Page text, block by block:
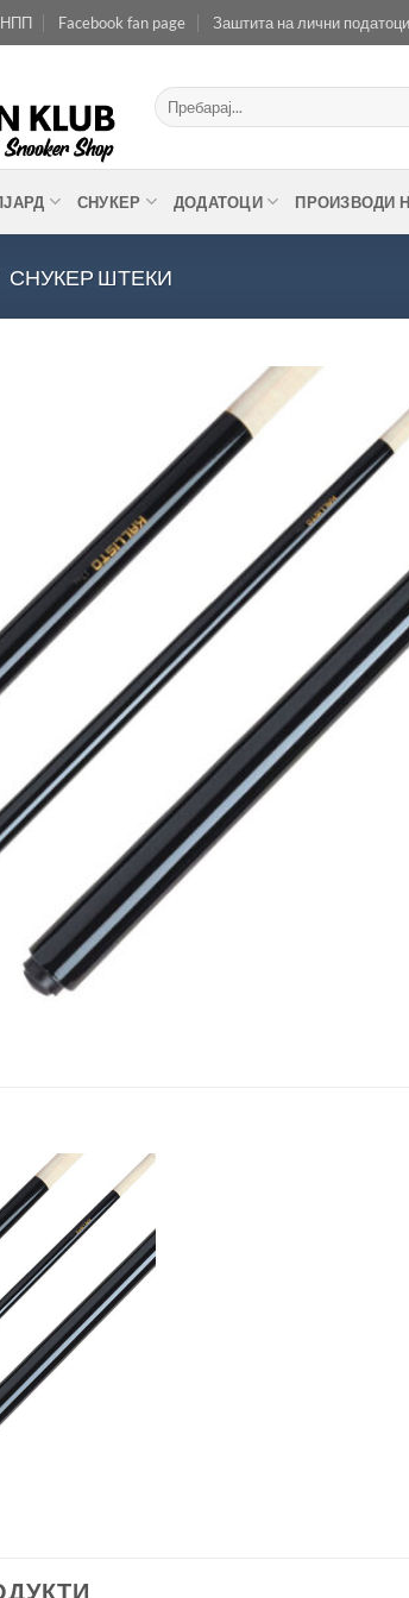
НПП Facebook fan page Заштита на лични податоци
Барај
за:
СНУКЕР ДОДАТОЦИ ПРОИЗВОДИ
СНУКЕР ШТЕКИ
Во